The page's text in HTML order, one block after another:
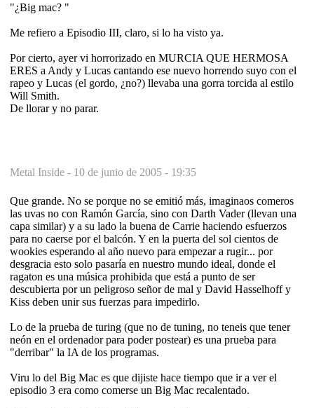
"¿Big mac? "
Me refiero a Episodio III, claro, si lo ha visto ya.
Por cierto, ayer vi horrorizado en MURCIA QUE HERMOSA
ERES a Andy y Lucas cantando ese nuevo horrendo suyo con el
rapeo y Lucas (el gordo, ¿no?) llevaba una gorra torcida al estilo
Will Smith.
De llorar y no parar.
Metal Inside - 10 de junio de 2005 - 19:35
Que grande. No se porque no se emitió más, imaginaos comeros
las uvas no con Ramón García, sino con Darth Vader (llevan una
capa similar) y a su lado la buena de Carrie haciendo esfuerzos
para no caerse por el balcón. Y en la puerta del sol cientos de
wookies esperando al año nuevo para empezar a rugir... por
desgracia esto solo pasaría en nuestro mundo ideal, donde el
ragaton es una música prohibida que está a punto de ser
descubierta por un peligroso señor de mal y David Hasselhoff y
Kiss deben unir sus fuerzas para impedirlo.
Lo de la prueba de turing (que no de tuning, no teneis que tener
neón en el ordenador para poder postear) es una prueba para
"derribar" la IA de los programas.
Viru lo del Big Mac es que dijiste hace tiempo que ir a ver el
episodio 3 era como comerse un Big Mac recalentado.